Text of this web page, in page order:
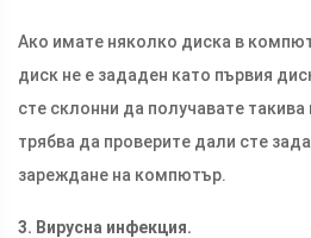
Ако имате няколко диска в
диск не е зададен като първия
сте склонни да получавате
трябва да проверите дали сте
зареждане на компютър.
3. Вирусна инфекция.